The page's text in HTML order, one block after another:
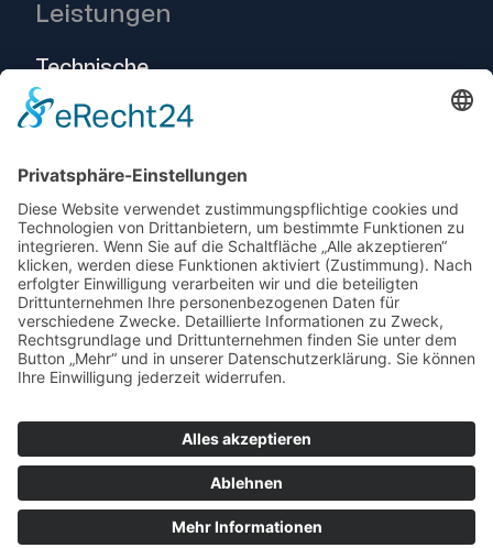
Leistungen
Technische
Beratung
Projekte
Herstellerneutraler
Service
© 2025 Telogs GmbH
Impressum
AGB
Newsletter